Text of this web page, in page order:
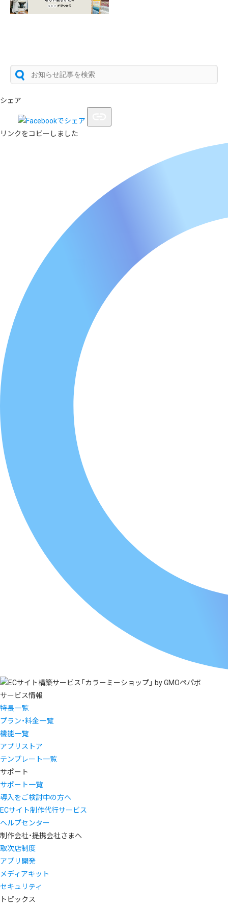
シェア
リンクをコピーしました
サービス情報
特長一覧
プラン・料金一覧
機能一覧
アプリストア
テンプレート一覧
サポート
サポート一覧
導入をご検討中の方へ
ECサイト制作代行サービス
ヘルプセンター
制作会社・提携会社さまへ
取次店制度
アプリ開発
メディアキット
セキュリティ
トピックス